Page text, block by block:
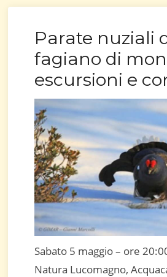
Parate nuziali
fagiano di
escursioni e
Sabato 5 maggio – ore
Natura Lucomagno,